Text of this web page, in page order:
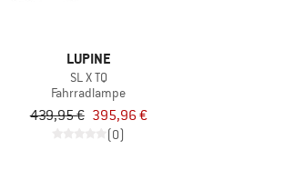
LUPINE
SL X TQ
Fahrradlampe
439,95 € 395,96 €
(0)